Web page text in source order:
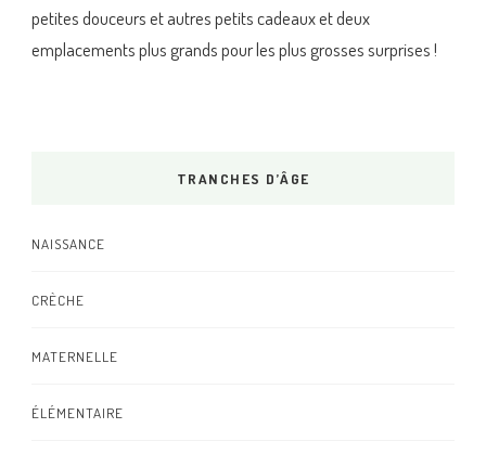
petites douceurs et autres petits cadeaux et deux
emplacements plus grands pour les plus grosses surprises !
TRANCHES D’ÂGE
NAISSANCE
CRÈCHE
MATERNELLE
ÉLÉMENTAIRE